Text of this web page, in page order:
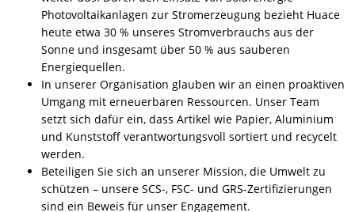
Photovoltaikanlagen zur Stromerzeugung bezieht Huace
heute etwa 30 % unseres Stromverbrauchs aus der
Sonne und insgesamt über 50 % aus sauberen
Energiequellen.
In unserer Organisation glauben wir an einen proaktiven
Umgang mit erneuerbaren Ressourcen. Unser Team
setzt sich dafür ein, dass Artikel wie Papier, Aluminium
und Kunststoff verantwortungsvoll sortiert und recycelt
werden.
Beteiligen Sie sich an unserer Mission, die Umwelt zu
schützen – unsere SCS-, FSC- und GRS-Zertifizierungen
sind ein Beweis für unser Engagement.